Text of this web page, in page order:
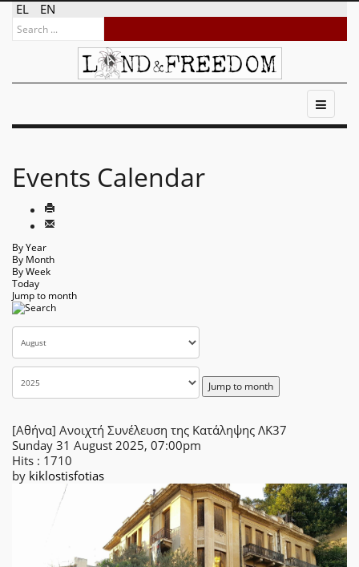
EL EN
Events Calendar
By Year
By Month
By Week
Today
Jump to month
Jump to month
[Αθήνα] Ανοιχτή Συνέλευση της Κατάληψης ΛΚ37
Sunday 31 August 2025, 07:00pm
Hits : 1710
by kiklostisfotias